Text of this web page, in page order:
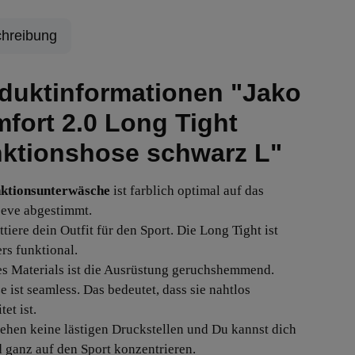
"Jako
2.0 Long Tight
schwarz L"
ist farblich optimal auf das
abgestimmt.
dein Outfit für den Sport. Die Long Tight ist
funktional.
Materials ist die Ausrüstung geruchshemmend.
ist seamless. Das bedeutet, dass sie nahtlos
ist.
keine lästigen Druckstellen und Du kannst dich
auf den Sport konzentrieren.